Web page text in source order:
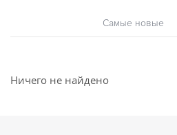
Самые новые
Ничего не найдено